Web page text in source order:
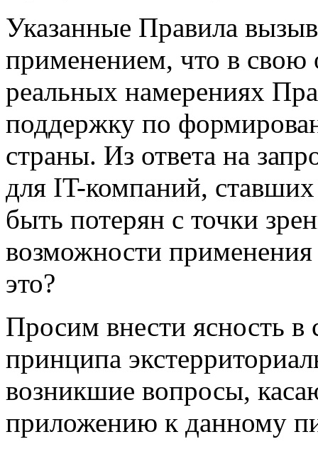
Указанные Правила
применением, что в свою
реальных намерениях
поддержку по
страны. Из ответа на
для IT-компаний,
быть потерян с точки
возможности применения
это?
Просим внести ясность
принципа
возникшие вопросы,
приложению к данному